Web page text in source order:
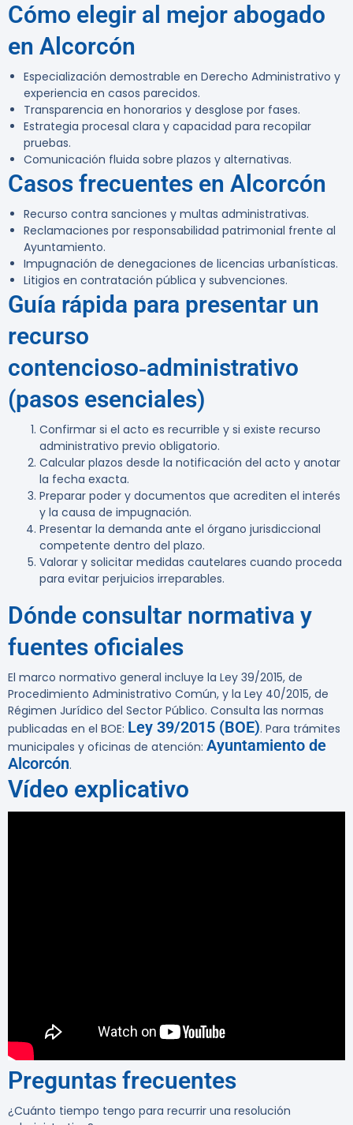
Cómo elegir al mejor abogado
en Alcorcón
Especialización demostrable en Derecho Administrativo y
experiencia en casos parecidos.
Transparencia en honorarios y desglose por fases.
Estrategia procesal clara y capacidad para recopilar
pruebas.
Comunicación fluida sobre plazos y alternativas.
Casos frecuentes en Alcorcón
Recurso contra sanciones y multas administrativas.
Reclamaciones por responsabilidad patrimonial frente al
Ayuntamiento.
Impugnación de denegaciones de licencias urbanísticas.
Litigios en contratación pública y subvenciones.
Guía rápida para presentar un
recurso
contencioso‑administrativo
(pasos esenciales)
Confirmar si el acto es recurrible y si existe recurso
administrativo previo obligatorio.
Calcular plazos desde la notificación del acto y anotar
la fecha exacta.
Preparar poder y documentos que acrediten el interés
y la causa de impugnación.
Presentar la demanda ante el órgano jurisdiccional
competente dentro del plazo.
Valorar y solicitar medidas cautelares cuando proceda
para evitar perjuicios irreparables.
Dónde consultar normativa y
fuentes oficiales
El marco normativo general incluye la Ley 39/2015, de
Procedimiento Administrativo Común, y la Ley 40/2015, de
Régimen Jurídico del Sector Público. Consulta las normas
publicadas en el BOE: Ley 39/2015 (BOE). Para trámites
municipales y oficinas de atención: Ayuntamiento de
Alcorcón.
Vídeo explicativo
Preguntas frecuentes
¿Cuánto tiempo tengo para recurrir una resolución